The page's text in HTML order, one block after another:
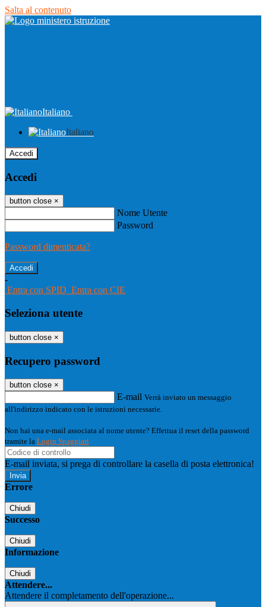
Salta al contenuto
Italiano
Italiano
Accedi
Accedi
button close ×
Nome Utente
Password
Password dimenticata?
-
Entra con SPID Entra con CIE
Seleziona utente
button close ×
Recupero password
button close ×
E-mail Verrà inviato un messaggio
all'indirizzo indicato con le istruzioni necessarie.
Non hai una e-mail associata al nome utente? Effettua il reset della password
tramite la Login Spaggiari
E-mail inviata, si prega di controllare la casella di posta elettronica!
Errore
Chiudi
Successo
Chiudi
Informazione
Chiudi
Attendere...
Attendere il completamento dell'operazione...